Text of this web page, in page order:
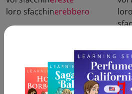
loro sfacchinerebbero
Congiuntivo